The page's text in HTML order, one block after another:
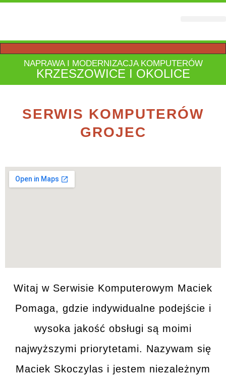
NAPRAWA I MODERNIZACJA KOMPUTERÓW
KRZESZOWICE I OKOLICE
SERWIS KOMPUTERÓW
GROJEC
Witaj w Serwisie Komputerowym Maciek
Pomaga, gdzie indywidualne podejście i
wysoka jakość obsługi są moimi
najwyższymi priorytetami. Nazywam się
Maciek Skoczylas i jestem niezależnym